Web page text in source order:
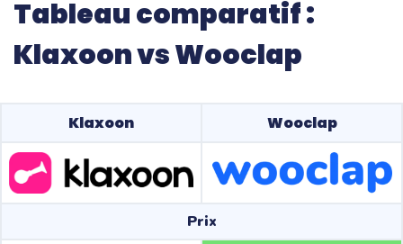
Tableau comparatif :
Klaxoon vs Wooclap
Klaxoon Wooclap
Prix